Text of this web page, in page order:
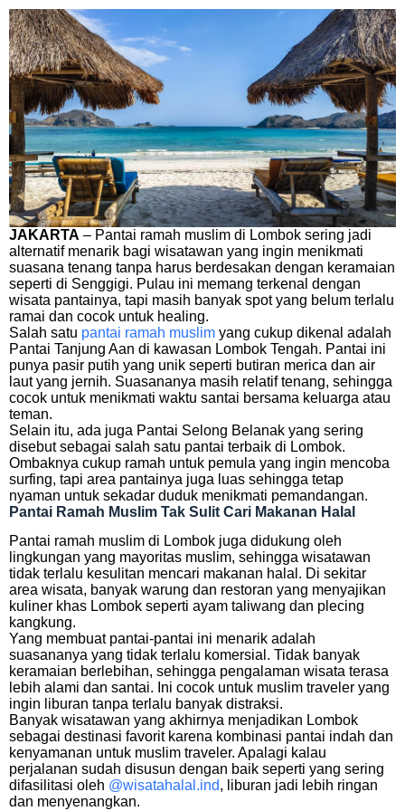
JAKARTA – Pantai ramah muslim di Lombok sering jadi
alternatif menarik bagi wisatawan yang ingin menikmati
suasana tenang tanpa harus berdesakan dengan keramaian
seperti di Senggigi. Pulau ini memang terkenal dengan
wisata pantainya, tapi masih banyak spot yang belum terlalu
ramai dan cocok untuk healing.
Salah satu pantai ramah muslim yang cukup dikenal adalah
Pantai Tanjung Aan di kawasan Lombok Tengah. Pantai ini
punya pasir putih yang unik seperti butiran merica dan air
laut yang jernih. Suasananya masih relatif tenang, sehingga
cocok untuk menikmati waktu santai bersama keluarga atau
teman.
Selain itu, ada juga Pantai Selong Belanak yang sering
disebut sebagai salah satu pantai terbaik di Lombok.
Ombaknya cukup ramah untuk pemula yang ingin mencoba
surfing, tapi area pantainya juga luas sehingga tetap
nyaman untuk sekadar duduk menikmati pemandangan.
Pantai Ramah Muslim Tak Sulit Cari Makanan Halal
Pantai ramah muslim di Lombok juga didukung oleh
lingkungan yang mayoritas muslim, sehingga wisatawan
tidak terlalu kesulitan mencari makanan halal. Di sekitar
area wisata, banyak warung dan restoran yang menyajikan
kuliner khas Lombok seperti ayam taliwang dan plecing
kangkung.
Yang membuat pantai-pantai ini menarik adalah
suasananya yang tidak terlalu komersial. Tidak banyak
keramaian berlebihan, sehingga pengalaman wisata terasa
lebih alami dan santai. Ini cocok untuk muslim traveler yang
ingin liburan tanpa terlalu banyak distraksi.
Banyak wisatawan yang akhirnya menjadikan Lombok
sebagai destinasi favorit karena kombinasi pantai indah dan
kenyamanan untuk muslim traveler. Apalagi kalau
perjalanan sudah disusun dengan baik seperti yang sering
difasilitasi oleh @wisatahalal.ind, liburan jadi lebih ringan
dan menyenangkan.